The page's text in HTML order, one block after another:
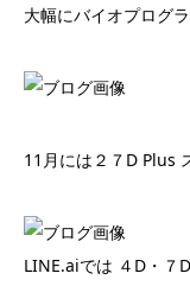
大幅にバイオプログ
11月には２７D Plus
LINE.aiでは ４D・